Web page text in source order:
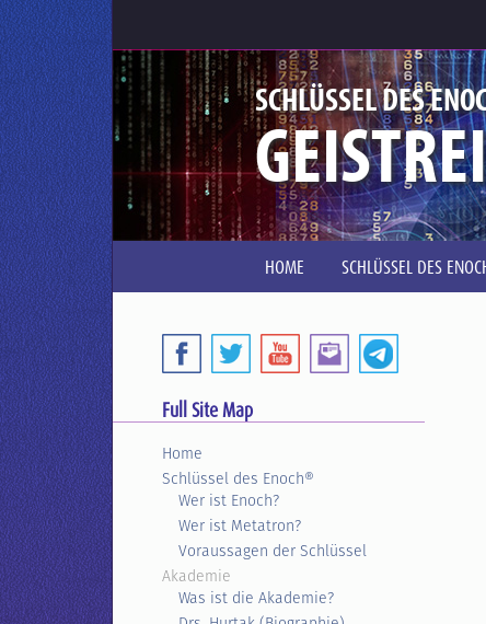
SCHLÜSSEL DES
HOME SCHLÜSSEL DES
Full Site Map
Home
Schlüssel des Enoch®
Wer ist Enoch?
Wer ist Metatron?
Voraussagen der Schlüssel
Akademie
Was ist die Akademie?